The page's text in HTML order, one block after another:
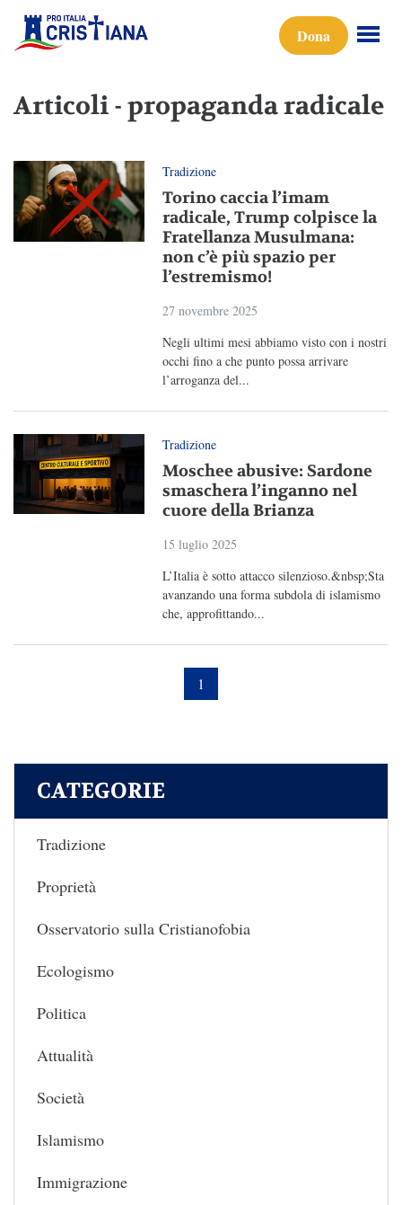
Dona
Articoli - propaganda radicale
Tradizione
Torino caccia l’imam
radicale, Trump colpisce la
Fratellanza Musulmana:
non c’è più spazio per
l’estremismo!
27 novembre 2025
Negli ultimi mesi abbiamo visto con i nostri
occhi fino a che punto possa arrivare
l’arroganza del...
Tradizione
Moschee abusive: Sardone
smaschera l’inganno nel
cuore della Brianza
15 luglio 2025
L’Italia è sotto attacco silenzioso.&nbsp;Sta
avanzando una forma subdola di islamismo
che, approfittando...
1
CATEGORIE
Tradizione
Proprietà
Osservatorio sulla Cristianofobia
Ecologismo
Politica
Attualità
Società
Islamismo
Immigrazione